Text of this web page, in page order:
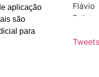
aplicação
são
para